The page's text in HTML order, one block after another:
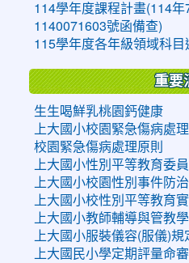
114學年度課程計畫(114
1140071603號函備查)
115學年度各年級領域科目
重要
生生喝鮮乳桃園鈣健康
上大國小校園緊急傷病處
校園緊急傷病處理原則
上大國小性別平等教育委
上大國小校園性別事件防
上大國小校性別平等教育
上大國小教師輔導與管教
上大國小服裝儀容(服儀)規
上大國民小學定期評量命